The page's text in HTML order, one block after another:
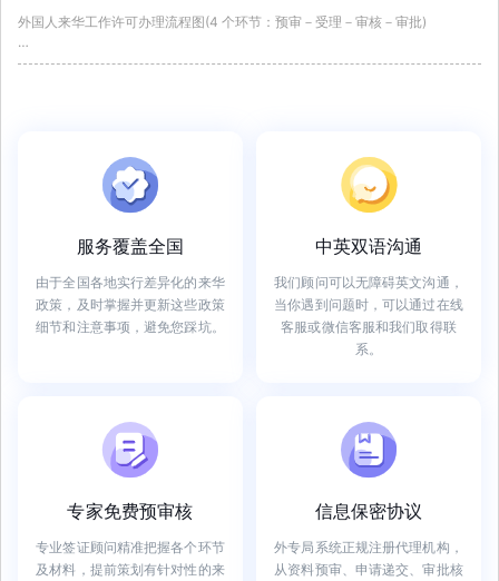
外国人来华工作许可办理流程图(4 个环节：预审－受理－审核－审批)
...
服务覆盖全国
由于全国各地实行差异化的来华
政策，及时掌握并更新这些政策
细节和注意事项，避免您踩坑。
中英双语沟通
我们顾问可以无障碍英文沟通，
当你遇到问题时，可以通过在线
客服或微信客服和我们取得联
系。
专家免费预审核
专业签证顾问精准把握各个环节
及材料，提前策划有针对性的来
信息保密协议
外专局系统正规注册代理机构，
从资料预审、申请递交、审批核